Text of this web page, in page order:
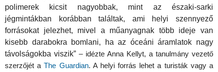
polimerek kicsit nagyobbak, mint az északi-sarki
jégmintákban korábban találtak, ami helyi szennyező
forrásokat jelezhet, mivel a műanyagnak több ideje van
kisebb darabokra bomlani, ha az óceáni áramlatok nagy
távolságokba viszik” – idézte Anna Kellyt, a tanulmány vezető
szerzőjét aThe Guardian. A helyi forrás lehet a turisták vagy a